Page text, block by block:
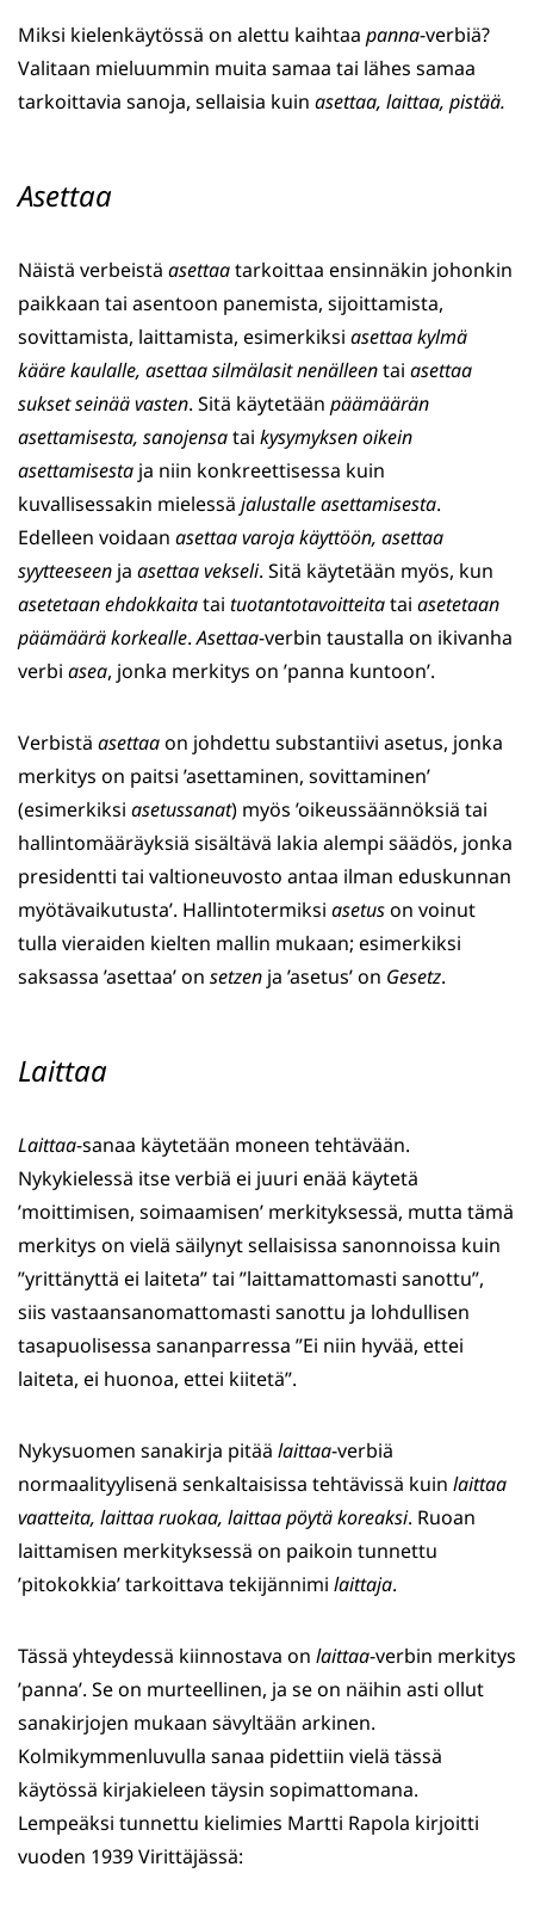
Miksi kielenkäytössä on alettu kaihtaa panna-verbiä?
Valitaan mieluummin muita samaa tai lähes samaa
tarkoittavia sanoja, sellaisia kuin asettaa, laittaa, pistää.
Asettaa
Näistä verbeistä asettaatarkoittaa ensinnäkin johonkin
paikkaan tai asentoon panemista, sijoittamista,
sovittamista, laittamista, esimerkiksi asettaa kylmä
kääre kaulalle, asettaa silmälasit nenälleentai asettaa
sukset seinää vasten. Sitä käytetään päämäärän
asettamisesta, sanojensatai kysymyksen oikein
asettamisesta ja niin konkreettisessa kuin
kuvallisessakin mielessä jalustalle asettamisesta.
Edelleen voidaan asettaa varoja käyttöön, asettaa
syytteeseen ja asettaa vekseli. Sitä käytetään myös, kun
asetetaan ehdokkaitatai tuotantotavoitteitatai asetetaan
päämäärä korkealle.Asettaa-verbin taustalla on ikivanha
verbi asea, jonka merkitys on ’panna kuntoon’.
Verbistä asettaaon johdettu substantiivi asetus, jonka
merkitys on paitsi ’asettaminen, sovittaminen’
(esimerkiksi asetussanat) myös ’oikeussäännöksiä tai
hallintomääräyksiä sisältävä lakia alempi säädös, jonka
presidentti tai valtioneuvosto antaa ilman eduskunnan
myötävaikutusta’. Hallintotermiksi asetuson voinut
tulla vieraiden kielten mallin mukaan; esimerkiksi
saksassa ’asettaa’ on setzen ja ’asetus’ on Gesetz.
Laittaa
Laittaa-sanaa käytetään moneen tehtävään.
Nykykielessä itse verbiä ei juuri enää käytetä
’moittimisen, soimaamisen’ merkityksessä, mutta tämä
merkitys on vielä säilynyt sellaisissa sanonnoissa kuin
”yrittänyttä ei laiteta” tai ”laittamattomasti sanottu”,
siis vastaansanomattomasti sanottu ja lohdullisen
tasapuolisessa sananparressa ”Ei niin hyvää, ettei
laiteta, ei huonoa, ettei kiitetä”.
Nykysuomen sanakirja pitää laittaa-verbiä
normaalityylisenä senkaltaisissa tehtävissä kuin laittaa
vaatteita, laittaa ruokaa, laittaa pöytä koreaksi. Ruoan
laittamisen merkityksessä on paikoin tunnettu
’pitokokkia’ tarkoittava tekijännimi laittaja.
Tässä yhteydessä kiinnostava on laittaa-verbin merkitys
’panna’. Se on murteellinen, ja se on näihin asti ollut
sanakirjojen mukaan sävyltään arkinen.
Kolmikymmenluvulla sanaa pidettiin vielä tässä
käytössä kirjakieleen täysin sopimattomana.
Lempeäksi tunnettu kielimies Martti Rapola kirjoitti
vuoden 1939 Virittäjässä: